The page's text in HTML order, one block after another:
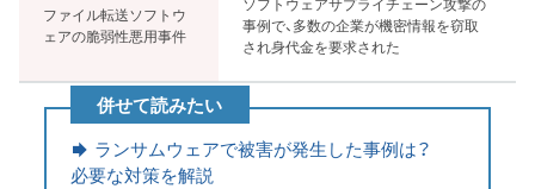
ファイル転送ソフトウ
ェアの脆弱性悪用事件
事例で、多数の企業が機密情報を窃取
され身代金を要求された
併せて読みたい
ランサムウェアで被害が発生した事例は？
必要な対策を解説